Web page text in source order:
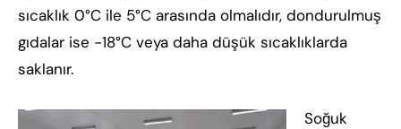
sıcaklık 0°C ile 5°C arasında olmalıdır, dondurulmuş
gıdalar ise -18°C veya daha düşük sıcaklıklarda
saklanır.
Soğuk